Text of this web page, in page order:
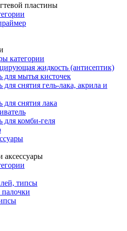
пластины
категории
жидкость (антисептик)
для мытья кисточек
для снятия гель-лака, акрила и
для снятия лака
для комби-геля
аксессуары
типсы